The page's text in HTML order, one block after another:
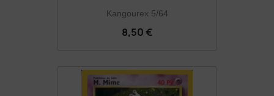
Kangourex 5/64
8,50 €